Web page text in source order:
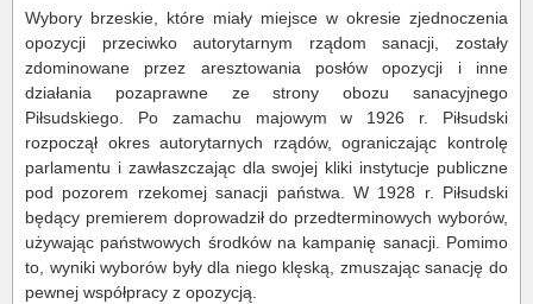
Wybory brzeskie, które miały miejsce w okresie zjednoczenia
opozycji przeciwko autorytarnym rządom sanacji, zostały
zdominowane przez aresztowania posłów opozycji i inne
działania pozaprawne ze strony obozu sanacyjnego
Piłsudskiego. Po zamachu majowym w 1926 r. Piłsudski
rozpoczął okres autorytarnych rządów, ograniczając kontrolę
parlamentu i zawłaszczając dla swojej kliki instytucje publiczne
pod pozorem rzekomej sanacji państwa. W 1928 r. Piłsudski
będący premierem doprowadził do przedterminowych wyborów,
używając państwowych środków na kampanię sanacji. Pomimo
to, wyniki wyborów były dla niego klęską, zmuszając sanację do
pewnej współpracy z opozycją.